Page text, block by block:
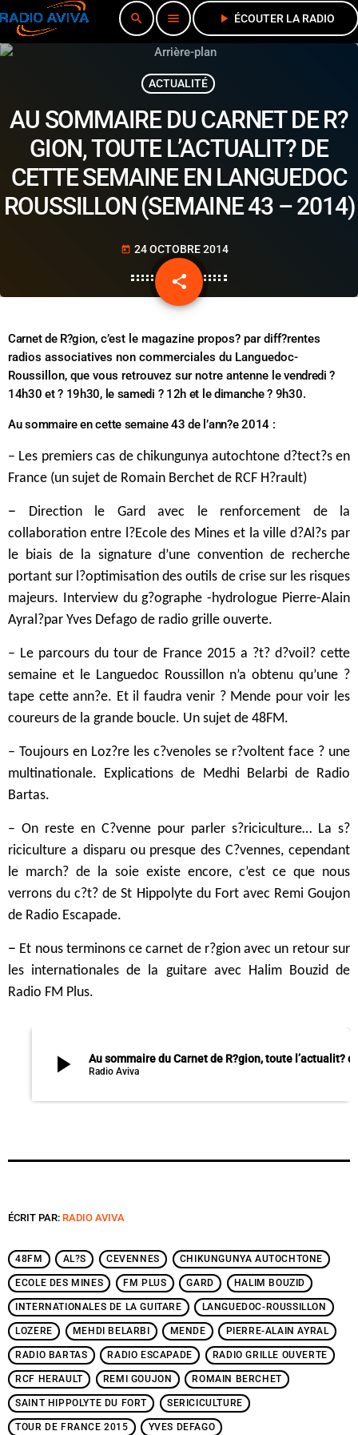
search menu play_arrow ÉCOUTER LA RADIO
ACTUALITÉ
AU SOMMAIRE DU CARNET DE R?
GION, TOUTE L’ACTUALIT? DE
CETTE SEMAINE EN LANGUEDOC
ROUSSILLON (SEMAINE 43 – 2014)
today 24 OCTOBRE 2014
share
email
Carnet de R?gion, c’est le magazine propos? par diff?rentes
radios associatives non commerciales du Languedoc-
Roussillon, que vous retrouvez sur notre antenne le vendredi ?
14h30 et ? 19h30, le samedi ? 12h et le dimanche ? 9h30.
Au sommaire en cette semaine 43 de l’ann?e 2014 :
– Les premiers cas de chikungunya autochtone d?tect?s en
France (un sujet de Romain Berchet de RCF H?rault)
– Direction le Gard avec le renforcement de la
collaboration entre l?Ecole des Mines et la ville d?Al?s par
le biais de la signature d’une convention de recherche
portant sur l?optimisation des outils de crise sur les risques
majeurs. Interview du g?ographe -hydrologue Pierre-Alain
Ayral?par Yves Defago de radio grille ouverte.
– Le parcours du tour de France 2015 a ?t? d?voil? cette
semaine et le Languedoc Roussillon n’a obtenu qu’une ?
tape cette ann?e. Et il faudra venir ? Mende pour voir les
coureurs de la grande boucle. Un sujet de 48FM.
– Toujours en Loz?re les c?venoles se r?voltent face ? une
multinationale. Explications de Medhi Belarbi de Radio
Bartas.
– On reste en C?venne pour parler s?riciculture… La s?
riciculture a disparu ou presque des C?vennes, cependant
le march? de la soie existe encore, c’est ce que nous
verrons du c?t? de St Hippolyte du Fort avec Remi Goujon
de Radio Escapade.
– Et nous terminons ce carnet de r?gion avec un retour sur
les internationales de la guitare avec Halim Bouzid de
Radio FM Plus.
play_arrow Radio Aviva
ÉCRIT PAR: RADIO AVIVA
48FM AL?S CEVENNES CHIKUNGUNYA AUTOCHTONE
ECOLE DES MINES FM PLUS GARD HALIM BOUZID
INTERNATIONALES DE LA GUITARE LANGUEDOC-ROUSSILLON
LOZERE MEHDI BELARBI MENDE PIERRE-ALAIN AYRAL
RADIO BARTAS RADIO ESCAPADE RADIO GRILLE OUVERTE
RCF HERAULT REMI GOUJON ROMAIN BERCHET
SAINT HIPPOLYTE DU FORT SERICICULTURE
TOUR DE FRANCE 2015 YVES DEFAGO